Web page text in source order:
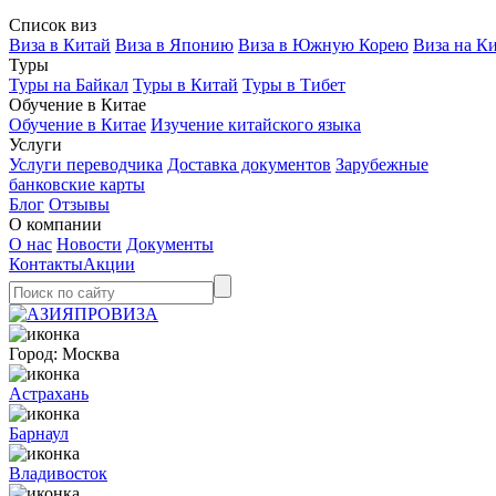
Список виз
Виза в Китай Виза в Японию Виза в Южную Корею Виза на
Туры
Туры на Байкал Туры в Китай Туры в Тибет
Обучение в Китае
Обучение в Китае Изучение китайского языка
Услуги
Услуги переводчика Доставка документов Зарубежные
банковские карты
Блог Отзывы
О компании
О нас Новости Документы
КонтактыАкции
Город: Москва
Астрахань
Барнаул
Владивосток